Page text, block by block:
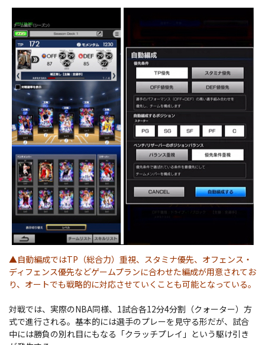
▲自動編成ではTP（総合力）重視、スタミナ優先、オフェンス・
ディフェンス優先などゲームプランに合わせた編成が用意されてお
り、オートでも戦略的に対応させていくことも可能となっている。
対戦では、実際のNBA同様、1試合各12分4分割（クォーター）方
式で進行される。基本的には選手のプレーを見守る形だが、試合
中には勝負の別れ目にもなる「クラッチプレイ」という駆け引き